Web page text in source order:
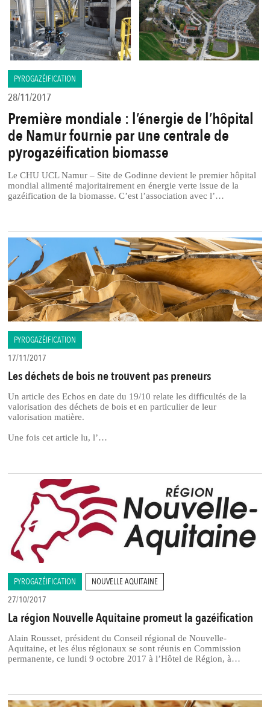
PYROGAZÉIFICATION
28/11/2017
Première mondiale : l’énergie de l’hôpital
de Namur fournie par une centrale de
pyrogazéification biomasse
Le CHU UCL Namur – Site de Godinne devient le premier hôpital
mondial alimenté majoritairement en énergie verte issue de la
gazéification de la biomasse. C’est l’association avec l’…
PYROGAZÉIFICATION
17/11/2017
Les déchets de bois ne trouvent pas preneurs
Un article des Echos en date du 19/10 relate les difficultés de la
valorisation des déchets de bois et en particulier de leur
valorisation matière.
Une fois cet article lu, l’…
PYROGAZÉIFICATION
NOUVELLE AQUITAINE
27/10/2017
La région Nouvelle Aquitaine promeut la gazéification
Alain Rousset, président du Conseil régional de Nouvelle-
Aquitaine, et les élus régionaux se sont réunis en Commission
permanente, ce lundi 9 octobre 2017 à l’Hôtel de Région, à…